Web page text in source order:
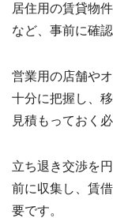
居住用の賃貸物
など、事前に確
営業用の店舗や
十分に把握し、
見積もっておく
立ち退き交渉を
前に収集し、賃
要です。